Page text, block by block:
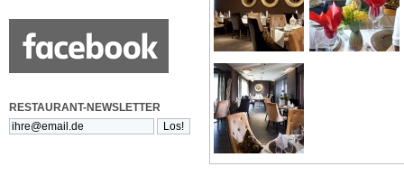
RESTAURANT-NEWSLETTER